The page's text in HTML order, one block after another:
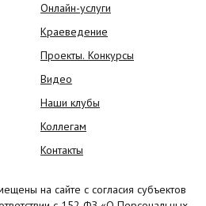
Онлайн-услуги
Краеведение
Проекты. Конкурсы
Видео
Наши клубы
Коллегам
Контакты
на сайте с согласия субъектов